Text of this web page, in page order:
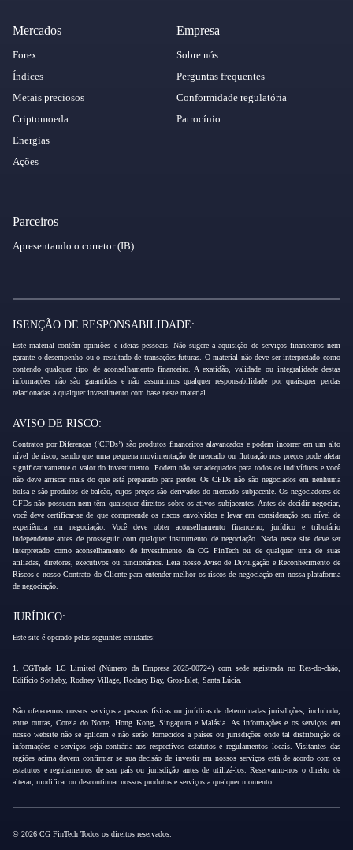
Mercados
Forex
Índices
Metais preciosos
Criptomoeda
Energias
Ações
Empresa
Sobre nós
Perguntas frequentes
Conformidade regulatória
Patrocínio
Parceiros
Apresentando o corretor (IB)
ISENÇÃO DE RESPONSABILIDADE:
Este material contém opiniões e ideias pessoais. Não sugere a aquisição de serviços financeiros nem
garante o desempenho ou o resultado de transações futuras. O material não deve ser interpretado como
contendo qualquer tipo de aconselhamento financeiro. A exatidão, validade ou integralidade destas
informações não são garantidas e não assumimos qualquer responsabilidade por quaisquer perdas
relacionadas a qualquer investimento com base neste material.
AVISO DE RISCO:
Contratos por Diferenças (‘CFDs’) são produtos financeiros alavancados e podem incorrer em um alto
nível de risco, sendo que uma pequena movimentação de mercado ou flutuação nos preços pode afetar
significativamente o valor do investimento. Podem não ser adequados para todos os indivíduos e você
não deve arriscar mais do que está preparado para perder. Os CFDs não são negociados em nenhuma
bolsa e são produtos de balcão, cujos preços são derivados do mercado subjacente. Os negociadores de
CFDs não possuem nem têm quaisquer direitos sobre os ativos subjacentes. Antes de decidir negociar,
você deve certificar-se de que compreende os riscos envolvidos e levar em consideração seu nível de
experiência em negociação. Você deve obter aconselhamento financeiro, jurídico e tributário
independente antes de prosseguir com qualquer instrumento de negociação. Nada neste site deve ser
interpretado como aconselhamento de investimento da CG FinTech ou de qualquer uma de suas
afiliadas, diretores, executivos ou funcionários. Leia nosso Aviso de Divulgação e Reconhecimento de
Riscos e nosso Contrato do Cliente para entender melhor os riscos de negociação em nossa plataforma
de negociação.
JURÍDICO:
Este site é operado pelas seguintes entidades:
1. CGTrade LC Limited (Número da Empresa 2025-00724) com sede registrada no Rés-do-chão,
Edifício Sotheby, Rodney Village, Rodney Bay, Gros-Islet, Santa Lúcia.
Não oferecemos nossos serviços a pessoas físicas ou jurídicas de determinadas jurisdições, incluindo,
entre outras, Coreia do Norte, Hong Kong, Singapura e Malásia. As informações e os serviços em
nosso website não se aplicam e não serão fornecidos a países ou jurisdições onde tal distribuição de
informações e serviços seja contrária aos respectivos estatutos e regulamentos locais. Visitantes das
regiões acima devem confirmar se sua decisão de investir em nossos serviços está de acordo com os
estatutos e regulamentos de seu país ou jurisdição antes de utilizá-los. Reservamo-nos o direito de
alterar, modificar ou descontinuar nossos produtos e serviços a qualquer momento.
© 2026 CG FinTech Todos os direitos reservados.